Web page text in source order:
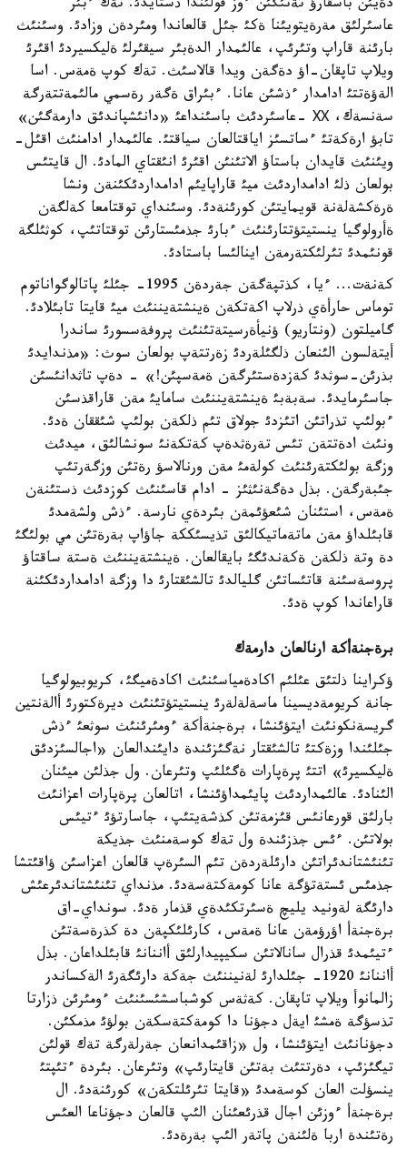
دةيئن باسقارؤ تةتئگئن ءوز قولئندا ذستايدئ. تةك ءبئر
عاسئرلئق مةرةيتويئنا ةكئ جئل قالعاندا ومئردةن وزادئ. وسئنئث
بارئنة قاراپ وتئرئپ، عالئمدار الدةبئر سيقئرلئ ةليكسيردئ اقئرئ
ويلاپ تاپقان-اؤ دةگةن ويدا قالاسئث. تةك كوپ ةمةس. اسا
الةؤةتتئ ادامدار ءذشئن عانا. ءبئراق ةگةر رةسمي مالئمةتتةرگة
سةنسةك، ХХ -عاسئردئث باسئنداعئ «دانئشپاندئق دارمةگئن»
تابؤ ارةكةتئ ءساتسئز اياقتالعان سياقتئ. عالئمدار ادامنئث اقئل-
ويئنئث قايدان باستاؤ الاتئنئن اقئرئ انئقتاي المادئ. ال قايتئس
بولعان ذلئ ادامداردئث ميئ قاراپايئم ادامداردئكئنةن ونشا
ةرةكشةلةنة قويمايتئن كورئنةدئ. وسئنداي توقتامعا كةلگةن
ةأرولوگيا ينستيتؤتتارئنئث ءبارئ جذمئستارئن توقتاتئپ، كوثئلگة
قونئمدئ تئرلئكتةرمةن اينالئسا باستادئ.
كةنةت... ءيا، كذتپةگةن جةردةن 1995- جئلئ پاتالوگواناتوم
توماس حارأةي ذرلاپ اكةتكةن ةينشتةيننئث ميئ قايتا تابئلادئ.
گاميلتون (ونتاريو) ؤنيأةرسيتةتئنئث پروفةسسورئ ساندرا
أيتةلسون الئنعان ذلگئلةردئ زةرتتةپ بولعان سوث: «مذندايدئ
بذرئن-سوثدئ كةزدةستئرگةن ةمةسپئن!» - دةپ تاثدانئسئن
جاسئرمايدئ. سةبةبئ ةينشتةيننئث سامايئ مةن قاراقذسئن
ءبولئپ تذراتئن اتئزدئ جولاق تئم ذلكةن بولئپ شئققان ةدئ.
ونئث ادةتتةن تئس تةرةثدةپ كةتكةنئ سونشالئق، ميدئث
وزگة بولئكتةرئنئث كولةمئ مةن ورنالاسؤ رةتئن وزگةرتئپ
جئبةرگةن. بذل دةگةنئثئز - ادام قاسئنئث كوزدئث ذستئنةن
ةمةس، استئنان شئعؤئمةن بئردةي نارسة. ءذش ولشةمدئ
قابئلداؤ مةن ماتةماتيكالئق تذيسئككة جاؤاپ بةرةتئن مي بولئگئ
دة وتة ذلكةن ةكةندئگئ بايقالعان. ةينشتةيننئث ةستة ساقتاؤ
پروسةسئنة قاتئساتئن گليالدئ تالشئقتارئ دا وزگة ادامداردئكئنة
قاراعاندا كوپ ةدئ.
برةجنةأكة ارنالعان دارمةك
ؤكراينا ذلتئق عئلئم اكادةمياسئنئث اكادةميگئ، كريوبيولوگيا
جانة كريومةديسينا ماسةلةلةرئ ينستيتؤتئنئث ديرةكتورئ أالةنتين
گريسةنكونئث ايتؤئنشا، برةجنةأكة ءومئرئنئث سوثعئ ءذش
جئلئندا وزةكتئ تالشئقتار نةگئزئندة دايئندالعان «اجالسئزدئق
ةليكسيرئ» اتتئ پرةپارات ةگئلئپ وتئرعان. ول جذلئن ميئنان
الئنادئ. عالئمداردئث پايئمداؤئنشا، اتالعان پرةپارات اعزانئث
بارلئق قورعانئس قئزمةتئن كذشةيتئپ، جاسارتؤئ ءتيئس
بولاتئن. ءئس جذزئندة ول تةك كوسةمنئث جذيكة
تئنئشتاندئراتئن دارئلةردةن تئم السئرةپ قالعان اعزاسئن ؤاقئتشا
جذمئس ئستةتؤگة عانا كومةكتةسةدئ. مذنداي تئنئشتاندئرعئش
دارئگة لةونيد يليچ ةسئرتكئدةي قذمار ةدئ. سونداي-اق
برةجنةأ اؤرؤمةن عانا ةمةس، كارئلئكپةن دة كذرةسةتئن
ءتيئمدئ قذرال سانالاتئن سكيپيدارلئق أاننانئ قابئلداعان. بذل
أاننانئ 1920- جئلدارئ لةنيننئث جةكة دارئگةرئ الةكساندر
زالمانوأ ويلاپ تاپقان. كةثةس كوشباسشئسئنئث ءومئرئن ذزارتا
تذسؤگة ةمشئ ايةل دجؤنا دا كومةكتةسكةن بولؤئ مذمكئن.
دجؤنانئث ايتؤئنشا، ول «زاقئمدانعان جةرلةرگة تةك قولئن
تيگئزئپ، دةرتتئث بةتئن قايتارئپ» وتئرعان. بئردة ءتئپتئ
ينسؤلت العان كوسةمدئ «قايتا تئرئلتكةن» كورئنةدئ. ال
برةجنةأ ءوزئن اجال قذرئعئنان الئپ قالعان دجؤناعا العئس
رةتئندة اربا ةلئنةن پاتةر الئپ بةرةدئ.